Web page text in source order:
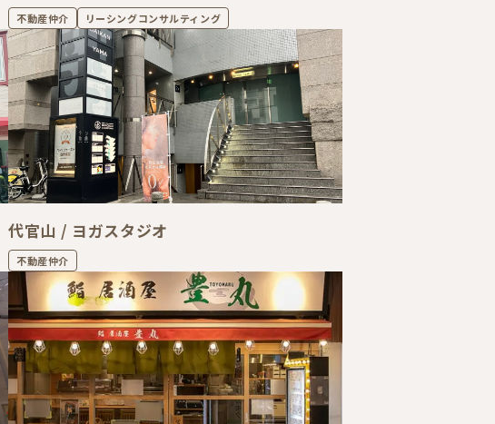
不動産仲介 リーシングコンサルティング
代官山 / ヨガスタジオ
不動産仲介